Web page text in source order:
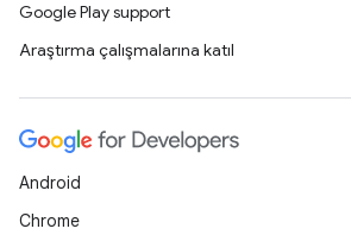
Google Play support
Araştırma çalışmalarına katıl
Android
Chrome